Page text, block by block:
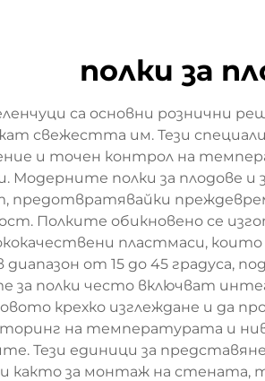
полки за
са основни рознични
свежестта им. Тези
и точен контрол на
Модерните полки за плодове
предотвратявайки
Полките обикновено се
пластмаси,
диапазон от 15 до 45
за полки често включват
крехко изглеждане и
на температурата и
Тези единици за
както за монтаж на стената,